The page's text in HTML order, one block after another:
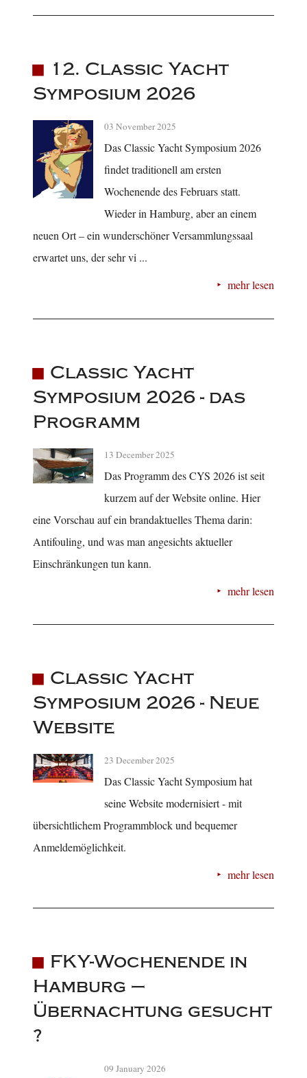
12. Classic Yacht
Symposium 2026
03 November 2025
Das Classic Yacht Symposium 2026
findet traditionell am ersten
Wochenende des Februars statt.
Wieder in Hamburg, aber an einem
neuen Ort – ein wunderschöner Versammlungssaal
erwartet uns, der sehr vi ...
mehr lesen
Classic Yacht
Symposium 2026 - das
Programm
13 December 2025
Das Programm des CYS 2026 ist seit
kurzem auf der Website online. Hier
eine Vorschau auf ein brandaktuelles Thema darin:
Antifouling, und was man angesichts aktueller
Einschränkungen tun kann.
mehr lesen
Classic Yacht
Symposium 2026 - Neue
Website
23 December 2025
Das Classic Yacht Symposium hat
seine Website modernisiert - mit
übersichtlichem Programmblock und bequemer
Anmeldemöglichkeit.
mehr lesen
FKY-Wochenende in
Hamburg –
Übernachtung gesucht
?
09 January 2026